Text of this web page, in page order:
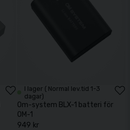
I lager ( Normal lev.tid 1-3
dagar)
Om-system BLX-1 batteri för
OM-1
949 kr